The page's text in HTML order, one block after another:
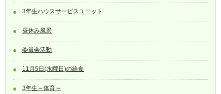
3年生ハウスサービスユニット
昼休み風景
委員会活動
11月5日(水曜日)の給食
3年生～体育～